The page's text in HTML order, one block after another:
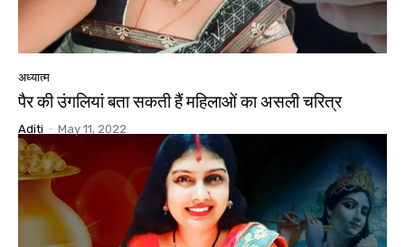
अध्यात्म
पैर की उंगलियां बता सकती हैं महिलाओं का असली चरित्र
Aditi - May 11, 2022